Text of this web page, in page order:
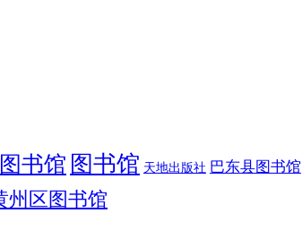
书馆 图书馆 天地出版社 巴东县图书馆
州区图书馆